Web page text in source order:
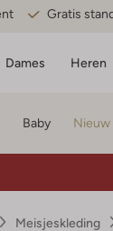
Gratis
Dames Heren
Baby Nieuw
Meisjeskleding